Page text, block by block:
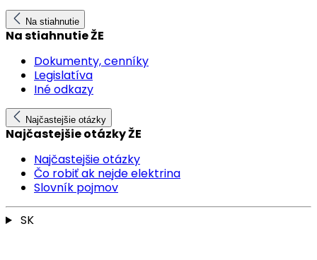
Na stiahnutie
Na stiahnutie ŽE
Dokumenty, cenníky
Legislatíva
Iné odkazy
Najčastejšie otázky
Najčastejšie otázky ŽE
Najčastejšie otázky
Čo robiť ak nejde elektrina
Slovník pojmov
SK